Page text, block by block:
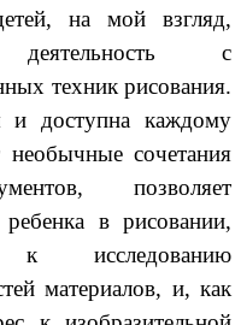
на мой взгляд,
деятельность с
техник рисования.
и доступна каждому
необычные сочетания
позволяет
ребенка в рисовании,
к исследованию
материалов, и, как